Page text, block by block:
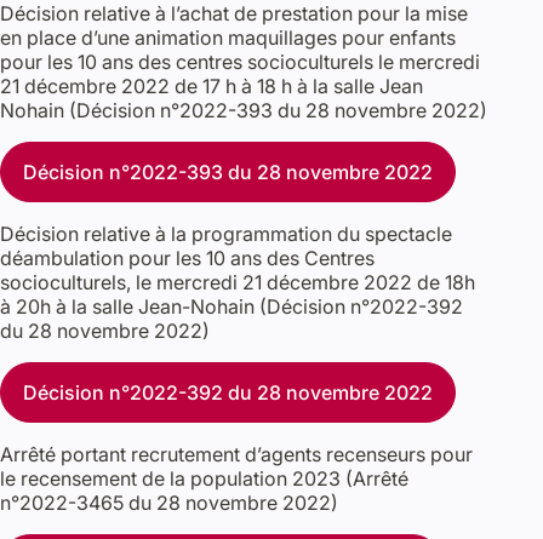
Décision relative à l’achat de prestation pour la mise
en place d’une animation maquillages pour enfants
pour les 10 ans des centres socioculturels le mercredi
21 décembre 2022 de 17 h à 18 h à la salle Jean
Nohain (Décision n°2022-393 du 28 novembre 2022)
Décision n°2022-393 du 28 novembre 2022
Décision relative à la programmation du spectacle
déambulation pour les 10 ans des Centres
socioculturels, le mercredi 21 décembre 2022 de 18h
à 20h à la salle Jean-Nohain (Décision n°2022-392
du 28 novembre 2022)
Décision n°2022-392 du 28 novembre 2022
Arrêté portant recrutement d’agents recenseurs pour
le recensement de la population 2023 (Arrêté
n°2022-3465 du 28 novembre 2022)